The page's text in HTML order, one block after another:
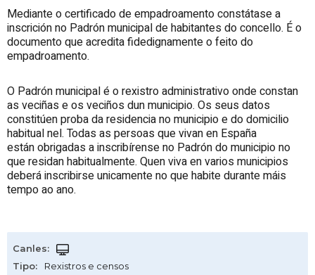
Mediante o certificado de empadroamento constátase a
inscrición no Padrón municipal de habitantes do concello. É o
documento que acredita fidedignamente o feito do
empadroamento.
O Padrón municipal é o rexistro administrativo onde constan
as veciñas e os veciños dun municipio. Os seus datos
constitúen proba da residencia no municipio e do domicilio
habitual nel. Todas as persoas que vivan en España
están obrigadas a inscribírense no Padrón do municipio no
que residan habitualmente. Quen viva en varios municipios
deberá inscribirse unicamente no que habite durante máis
tempo ao ano.
Canles:
Tipo:
Rexistros e censos